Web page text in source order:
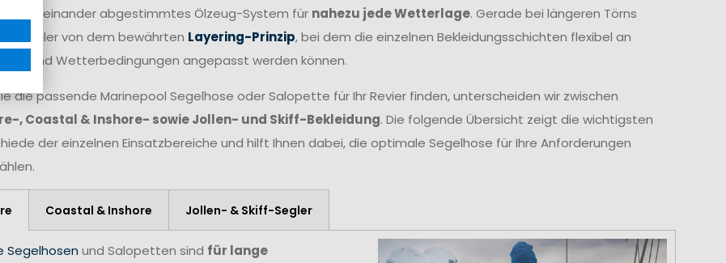
aufeinander abgestimmtes Ölzeug-System für nahezu jede Wetterlage. Gerade bei längeren Törns
Segler von dem bewährten Layering-Prinzip, bei dem die einzelnen Bekleidungsschichten flexibel an
und Wetterbedingungen angepasst werden können.
die passende Marinepool Segelhose oder Salopette für Ihr Revier finden, unterscheiden wir zwischen
, Coastal & Inshore- sowie Jollen- und Skiff-Bekleidung. Die folgende Übersicht zeigt die wichtigsten
der einzelnen Einsatzbereiche und hilft Ihnen dabei, die optimale Segelhose für Ihre Anforderungen
Coastal & Inshore Jollen- & Skiff-Segler
Segelhosen und Salopetten sind für lange